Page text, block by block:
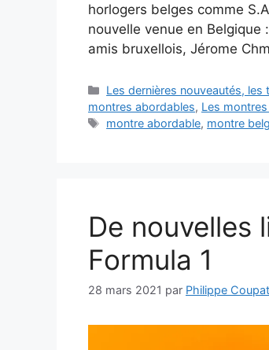
horlogers belges comme
nouvelle venue en
amis bruxellois, Jérome
Catégories
Les dernières nouveautés,
montres abordables, Les
Étiquettes
montre abordable, montre
De nouvelles
Formula 1
28 mars 2021 par Philippe